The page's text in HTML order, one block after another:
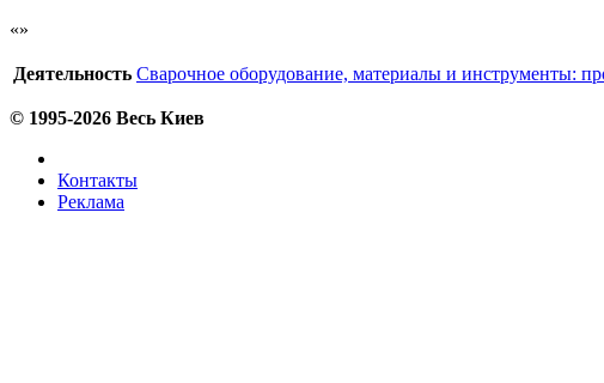
Деятельность Сварочное оборудование, материалы и инструменты:
© 1995-2026 Весь Киев
Контакты
Реклама